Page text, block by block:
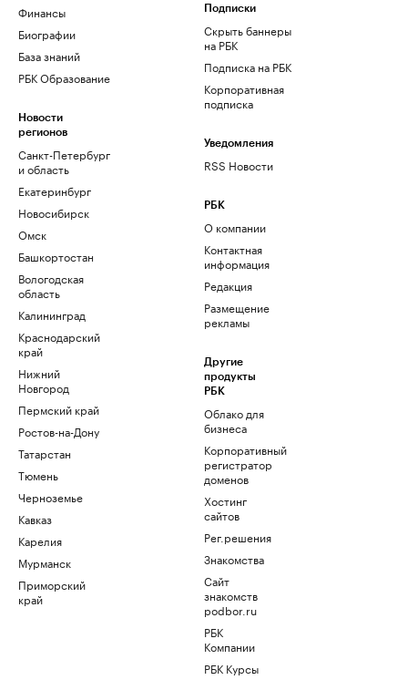
Финансы
Биографии
База знаний
РБК Образование
Новости
регионов
Санкт-Петербург
и область
Екатеринбург
Новосибирск
Омск
Башкортостан
Вологодская
область
Калининград
Краснодарский
край
Нижний
Новгород
Пермский край
Ростов-на-Дону
Татарстан
Тюмень
Черноземье
Кавказ
Карелия
Мурманск
Приморский
край
Подписки
Скрыть баннеры
на РБК
Подписка на РБК
Корпоративная
подписка
Уведомления
RSS Новости
РБК
О компании
Контактная
информация
Редакция
Размещение
рекламы
Другие
продукты
РБК
Облако для
бизнеса
Корпоративный
регистратор
доменов
Хостинг
сайтов
Рег.решения
Знакомства
Сайт
знакомств
podbor.ru
РБК
Компании
РБК Курсы